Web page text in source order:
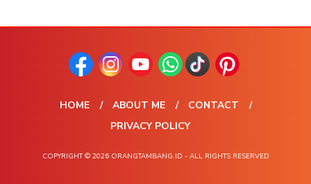
HOME ABOUT ME
CONTACT
PRIVACY POLICY
COPYRIGHT © 2026 ORANGTAMBANG.ID - ALL RIGHTS RESERVED